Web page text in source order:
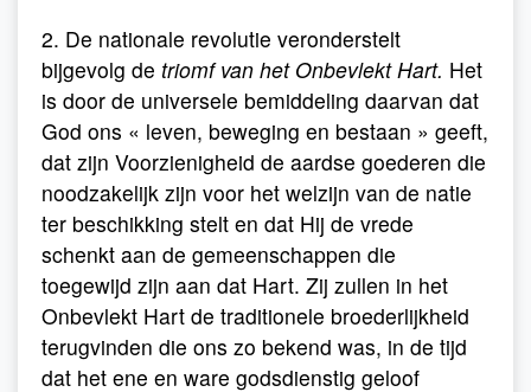
2. De nationale revolutie veronderstelt
bijgevolg de triomf van het Onbevlekt Hart. Het
is door de universele bemiddeling daarvan dat
God ons « leven, beweging en bestaan » geeft,
dat zijn Voorzienigheid de aardse goederen die
noodzakelijk zijn voor het welzijn van de natie
ter beschikking stelt en dat Hij de vrede
schenkt aan de gemeenschappen die
toegewijd zijn aan dat Hart. Zij zullen in het
Onbevlekt Hart de traditionele broederlijkheid
terugvinden die ons zo bekend was, in de tijd
dat het ene en ware godsdienstig geloof